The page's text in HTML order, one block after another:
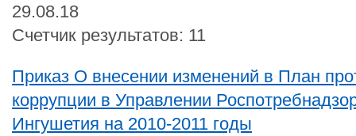
29.08.18
Счетчик результатов: 11
Приказ О внесении изменений в План
коррупции в Управлении
Ингушетия на 2010-2011 годы